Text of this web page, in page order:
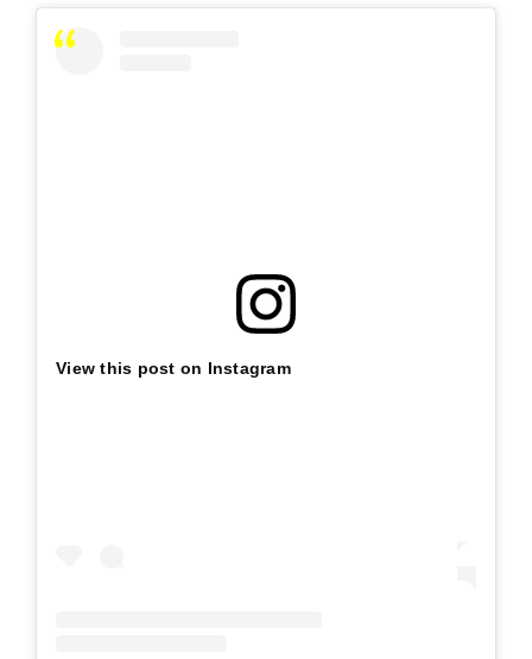
View this post on Instagram